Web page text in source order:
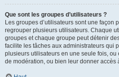
Que sont les groupes d’utilisateurs ?
Les groupes d’utilisateurs sont une façon
regrouper plusieurs utilisateurs. Chaque
groupes et chaque groupe peut détenir
facilite les tâches aux administrateurs qui
plusieurs utilisateurs en une seule fois,
de modération, ou bien leur donner accès